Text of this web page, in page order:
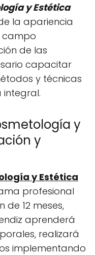
y Estética
la apariencia
campo
de las
capacitar
y técnicas
y
y
y Estética
profesional
de 12 meses,
aprenderá
realizará
implementando